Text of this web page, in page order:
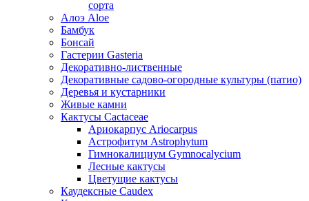
сорта
Алоэ Aloe
Бамбук
Бонсай
Гастерии Gasteria
Декоративно-лиственные
Декоративные садово-огородные культуры (патио)
Деревья и кустарники
Живые камни
Кактусы Cactaceae
Ариокарпус Ariocarpus
Астрофитум Astrophytum
Гимнокалициум Gymnocalycium
Лесные кактусы
Цветущие кактусы
Каудексные Caudex